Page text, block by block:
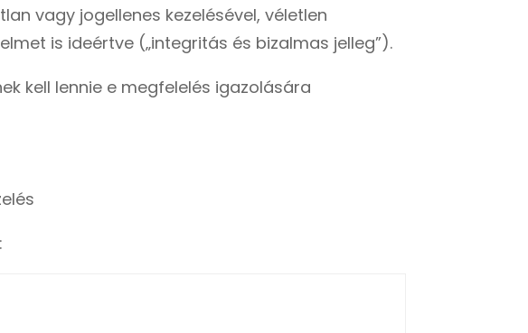
vagy jogellenes kezelésével, véletlen
is ideértve („integritás és bizalmas jelleg”).
kell lennie e megfelelés igazolására